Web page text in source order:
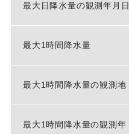
最大日降水量の観測年月日
最大1時間降水量
最大1時間降水量の観測地
最大1時間降水量の観測年